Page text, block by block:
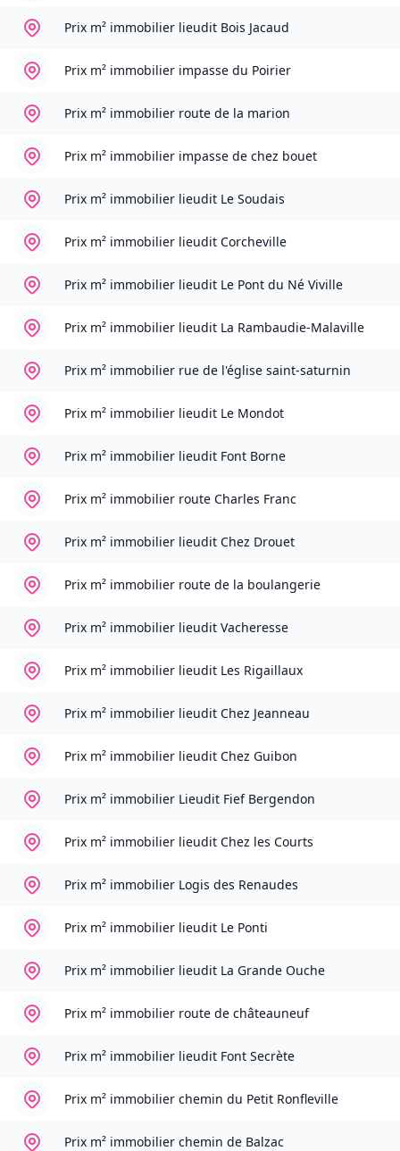
Prix m² immobilier lieudit Bois Jacaud
Prix m² immobilier impasse du Poirier
Prix m² immobilier route de la marion
Prix m² immobilier impasse de chez bouet
Prix m² immobilier lieudit Le Soudais
Prix m² immobilier lieudit Corcheville
Prix m² immobilier lieudit Le Pont du Né Viville
Prix m² immobilier lieudit La Rambaudie-Malaville
Prix m² immobilier rue de l'église saint-saturnin
Prix m² immobilier lieudit Le Mondot
Prix m² immobilier lieudit Font Borne
Prix m² immobilier route Charles Franc
Prix m² immobilier lieudit Chez Drouet
Prix m² immobilier route de la boulangerie
Prix m² immobilier lieudit Vacheresse
Prix m² immobilier lieudit Les Rigaillaux
Prix m² immobilier lieudit Chez Jeanneau
Prix m² immobilier lieudit Chez Guibon
Prix m² immobilier Lieudit Fief Bergendon
Prix m² immobilier lieudit Chez les Courts
Prix m² immobilier Logis des Renaudes
Prix m² immobilier lieudit Le Ponti
Prix m² immobilier lieudit La Grande Ouche
Prix m² immobilier route de châteauneuf
Prix m² immobilier lieudit Font Secrète
Prix m² immobilier chemin du Petit Ronfleville
Prix m² immobilier chemin de Balzac